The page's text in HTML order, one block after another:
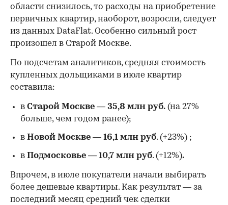
области снизилось, то расходы на приобретение
первичных квартир, наоборот, возросли, следует
из данных DataFlat. Особенно сильный рост
произошел в Старой Москве.
По подсчетам аналитиков, средняя стоимость
купленных дольщиками в июле квартир
составила:
в Старой Москве — 35,8 млн руб. (на 27%
больше, чем годом ранее);
в Новой Москве — 16,1 млн руб. (+23%) ;
в Подмосковье — 10,7 млн руб. (+12%).
Впрочем, в июле покупатели начали выбирать
более дешевые квартиры. Как результат — за
последний месяц средний чек сделки